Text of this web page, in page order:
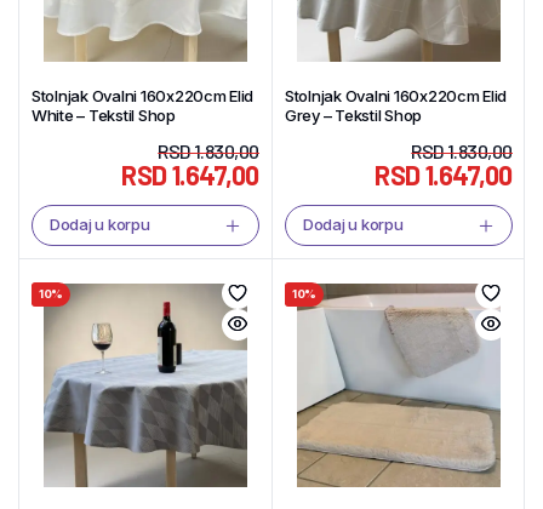
Stolnjak Ovalni 160x220cm Elid
White – Tekstil Shop
RSD1.830,00
RSD1.647,00
Dodaj u korpu
Stolnjak Ovalni 160x220cm Elid
Grey – Tekstil Shop
RSD1.830,00
RSD1.647,00
Dodaj u korpu
10% 10%